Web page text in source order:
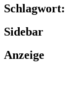
Schlagwort:
Sidebar
Anzeige